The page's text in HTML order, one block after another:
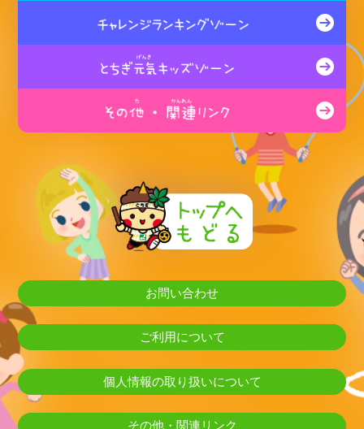
お問い合わせ
ご利用について
個人情報の取り扱いについて
その他・関連リンク